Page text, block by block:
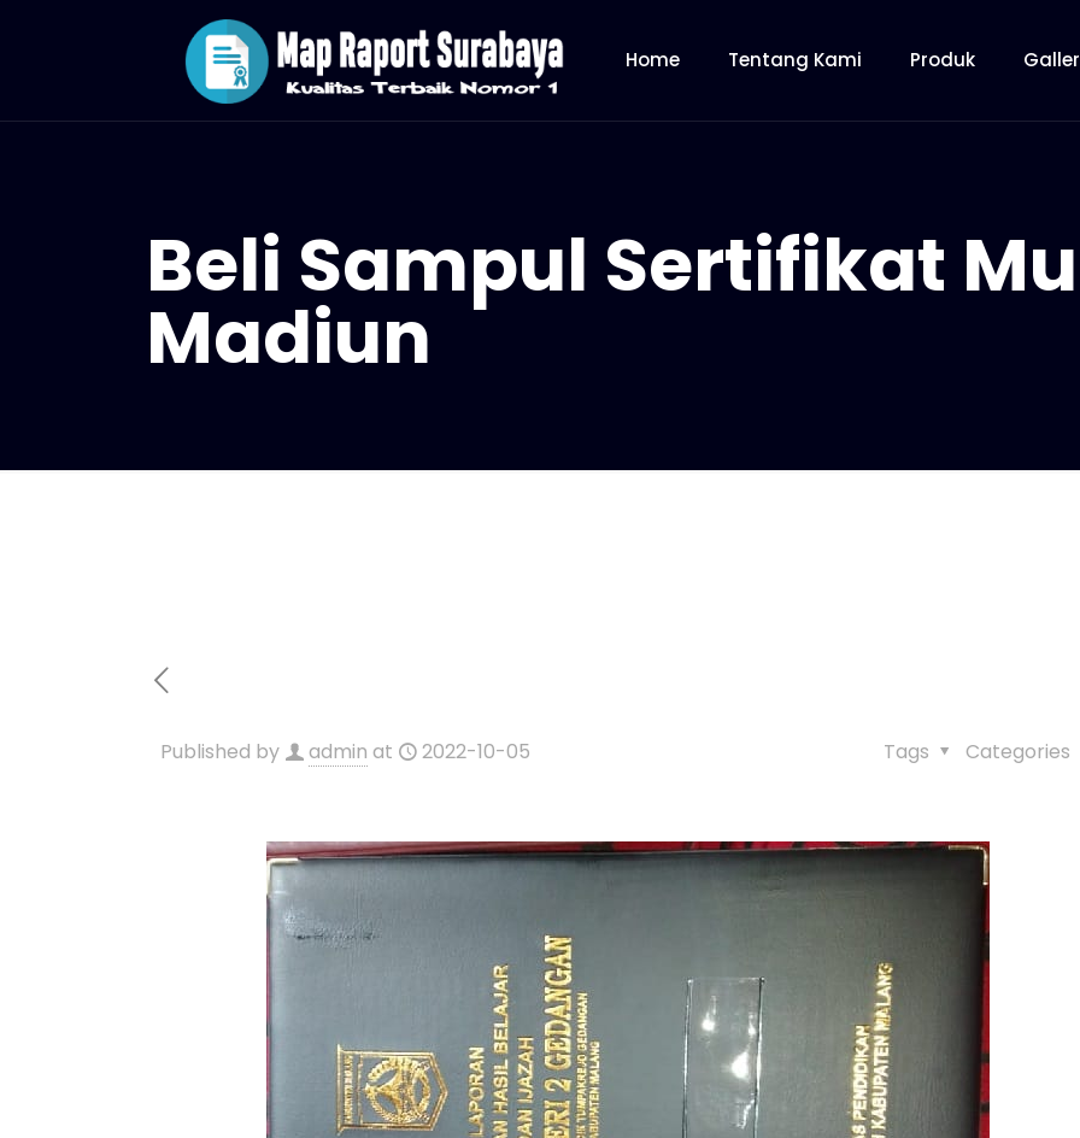
Home Tentang Kami Produk
Beli Sampul Sertifikat
Madiun
Published by admin at 2022-10-05 Categories
Tags